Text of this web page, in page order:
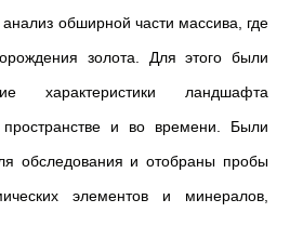
обширной части массива, где
золота. Для этого были
характеристики ландшафта
и во времени. Были
обследования и отобраны пробы
элементов и минералов,